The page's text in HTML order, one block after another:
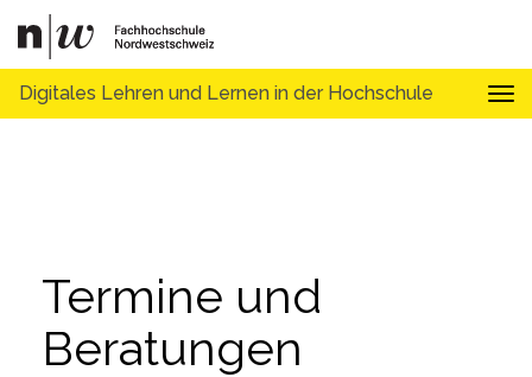
Digitales Lehren und Lernen in der Hochschule
Termine und
Beratungen